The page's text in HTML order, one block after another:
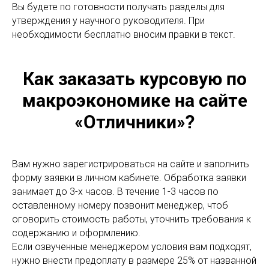
Вы будете по готовности получать разделы для
утверждения у научного руководителя. При
необходимости бесплатно вносим правки в текст.
Как заказать курсовую по
макроэкономике на сайте
«Отличники»?
Вам нужно зарегистрироваться на сайте и заполнить
форму заявки в личном кабинете. Обработка заявки
занимает до 3-х часов. В течение 1-3 часов по
оставленному номеру позвонит менеджер, чтоб
оговорить стоимость работы, уточнить требования к
содержанию и оформлению.
Если озвученные менеджером условия вам подходят,
нужно внести предоплату в размере 25% от названной